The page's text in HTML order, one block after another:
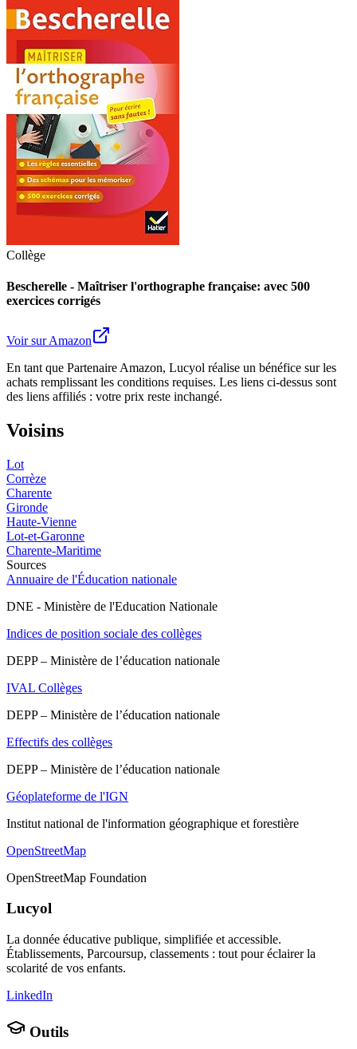
Collège
Bescherelle - Maîtriser l'orthographe française: avec 500
exercices corrigés
Voir sur Amazon
En tant que Partenaire Amazon, Lucyol réalise un bénéfice sur les
achats remplissant les conditions requises. Les liens ci-dessus sont
des liens affiliés : votre prix reste inchangé.
Voisins
Lot
Corrèze
Charente
Gironde
Haute-Vienne
Lot-et-Garonne
Charente-Maritime
Sources
Annuaire de l'Éducation nationale
DNE - Ministère de l'Education Nationale
Indices de position sociale des collèges
DEPP – Ministère de l’éducation nationale
IVAL Collèges
DEPP – Ministère de l’éducation nationale
Effectifs des collèges
DEPP – Ministère de l’éducation nationale
Géoplateforme de l'IGN
Institut national de l'information géographique et forestière
OpenStreetMap
OpenStreetMap Foundation
Lucyol
La donnée éducative publique, simplifiée et accessible.
Établissements, Parcoursup, classements : tout pour éclairer la
scolarité de vos enfants.
LinkedIn
Outils